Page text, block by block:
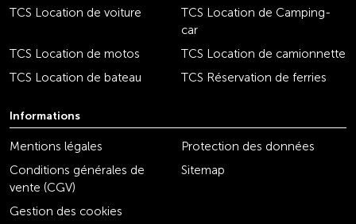
TCS Location de voiture
TCS Location de Camping-
car
TCS Location de motos
TCS Location de camionnette
TCS Location de bateau
TCS Réservation de ferries
Informations
Mentions légales
Protection des données
Conditions générales de
vente (CGV)
Sitemap
Gestion des cookies